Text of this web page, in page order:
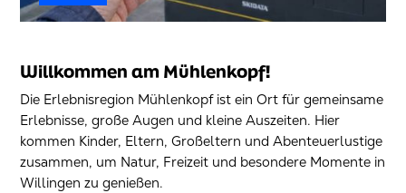
Willkommen am Mühlenkopf!
Die Erlebnisregion Mühlenkopf ist ein Ort für gemeinsame
Erlebnisse, große Augen und kleine Auszeiten. Hier
kommen Kinder, Eltern, Großeltern und Abenteuerlustige
zusammen, um Natur, Freizeit und besondere Momente in
Willingen zu genießen.